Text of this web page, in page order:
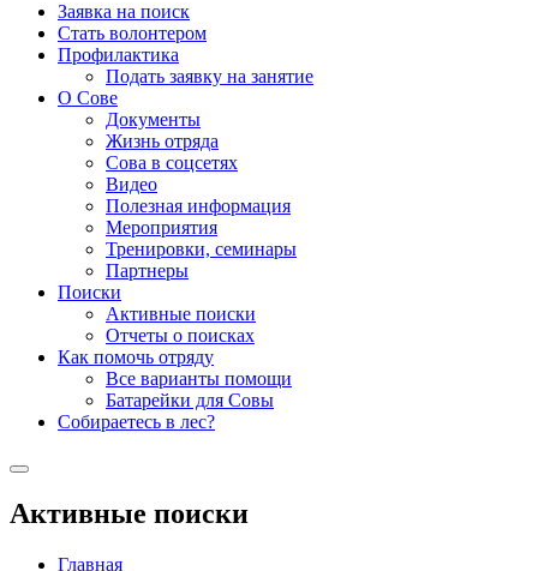
Заявка на поиск
Стать волонтером
Профилактика
Подать заявку на занятие
О Сове
Документы
Жизнь отряда
Сова в соцсетях
Видео
Полезная информация
Мероприятия
Тренировки, семинары
Партнеры
Поиски
Активные поиски
Отчеты о поисках
Как помочь отряду
Все варианты помощи
Батарейки для Совы
Собираетесь в лес?
Активные поиски
Главная